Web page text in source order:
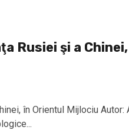
Rusiei şi a
în Orientul Mijlociu Autor: